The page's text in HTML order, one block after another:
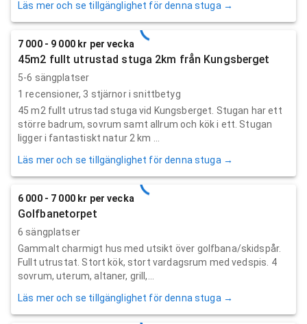
Läs mer och se tillgänglighet för denna stuga →
7 000 - 9 000 kr per vecka
45m2 fullt utrustad stuga 2km från Kungsberget
5-6 sängplatser
1 recensioner, 3 stjärnor i snittbetyg
45 m2 fullt utrustad stuga vid Kungsberget. Stugan har ett
större badrum, sovrum samt allrum och kök i ett. Stugan
ligger i fantastiskt natur 2 km ...
Läs mer och se tillgänglighet för denna stuga →
6 000 - 7 000 kr per vecka
Golfbanetorpet
6 sängplatser
Gammalt charmigt hus med utsikt över golfbana/skidspår.
Fullt utrustat. Stort kök, stort vardagsrum med vedspis. 4
sovrum, uterum, altaner, grill,...
Läs mer och se tillgänglighet för denna stuga →